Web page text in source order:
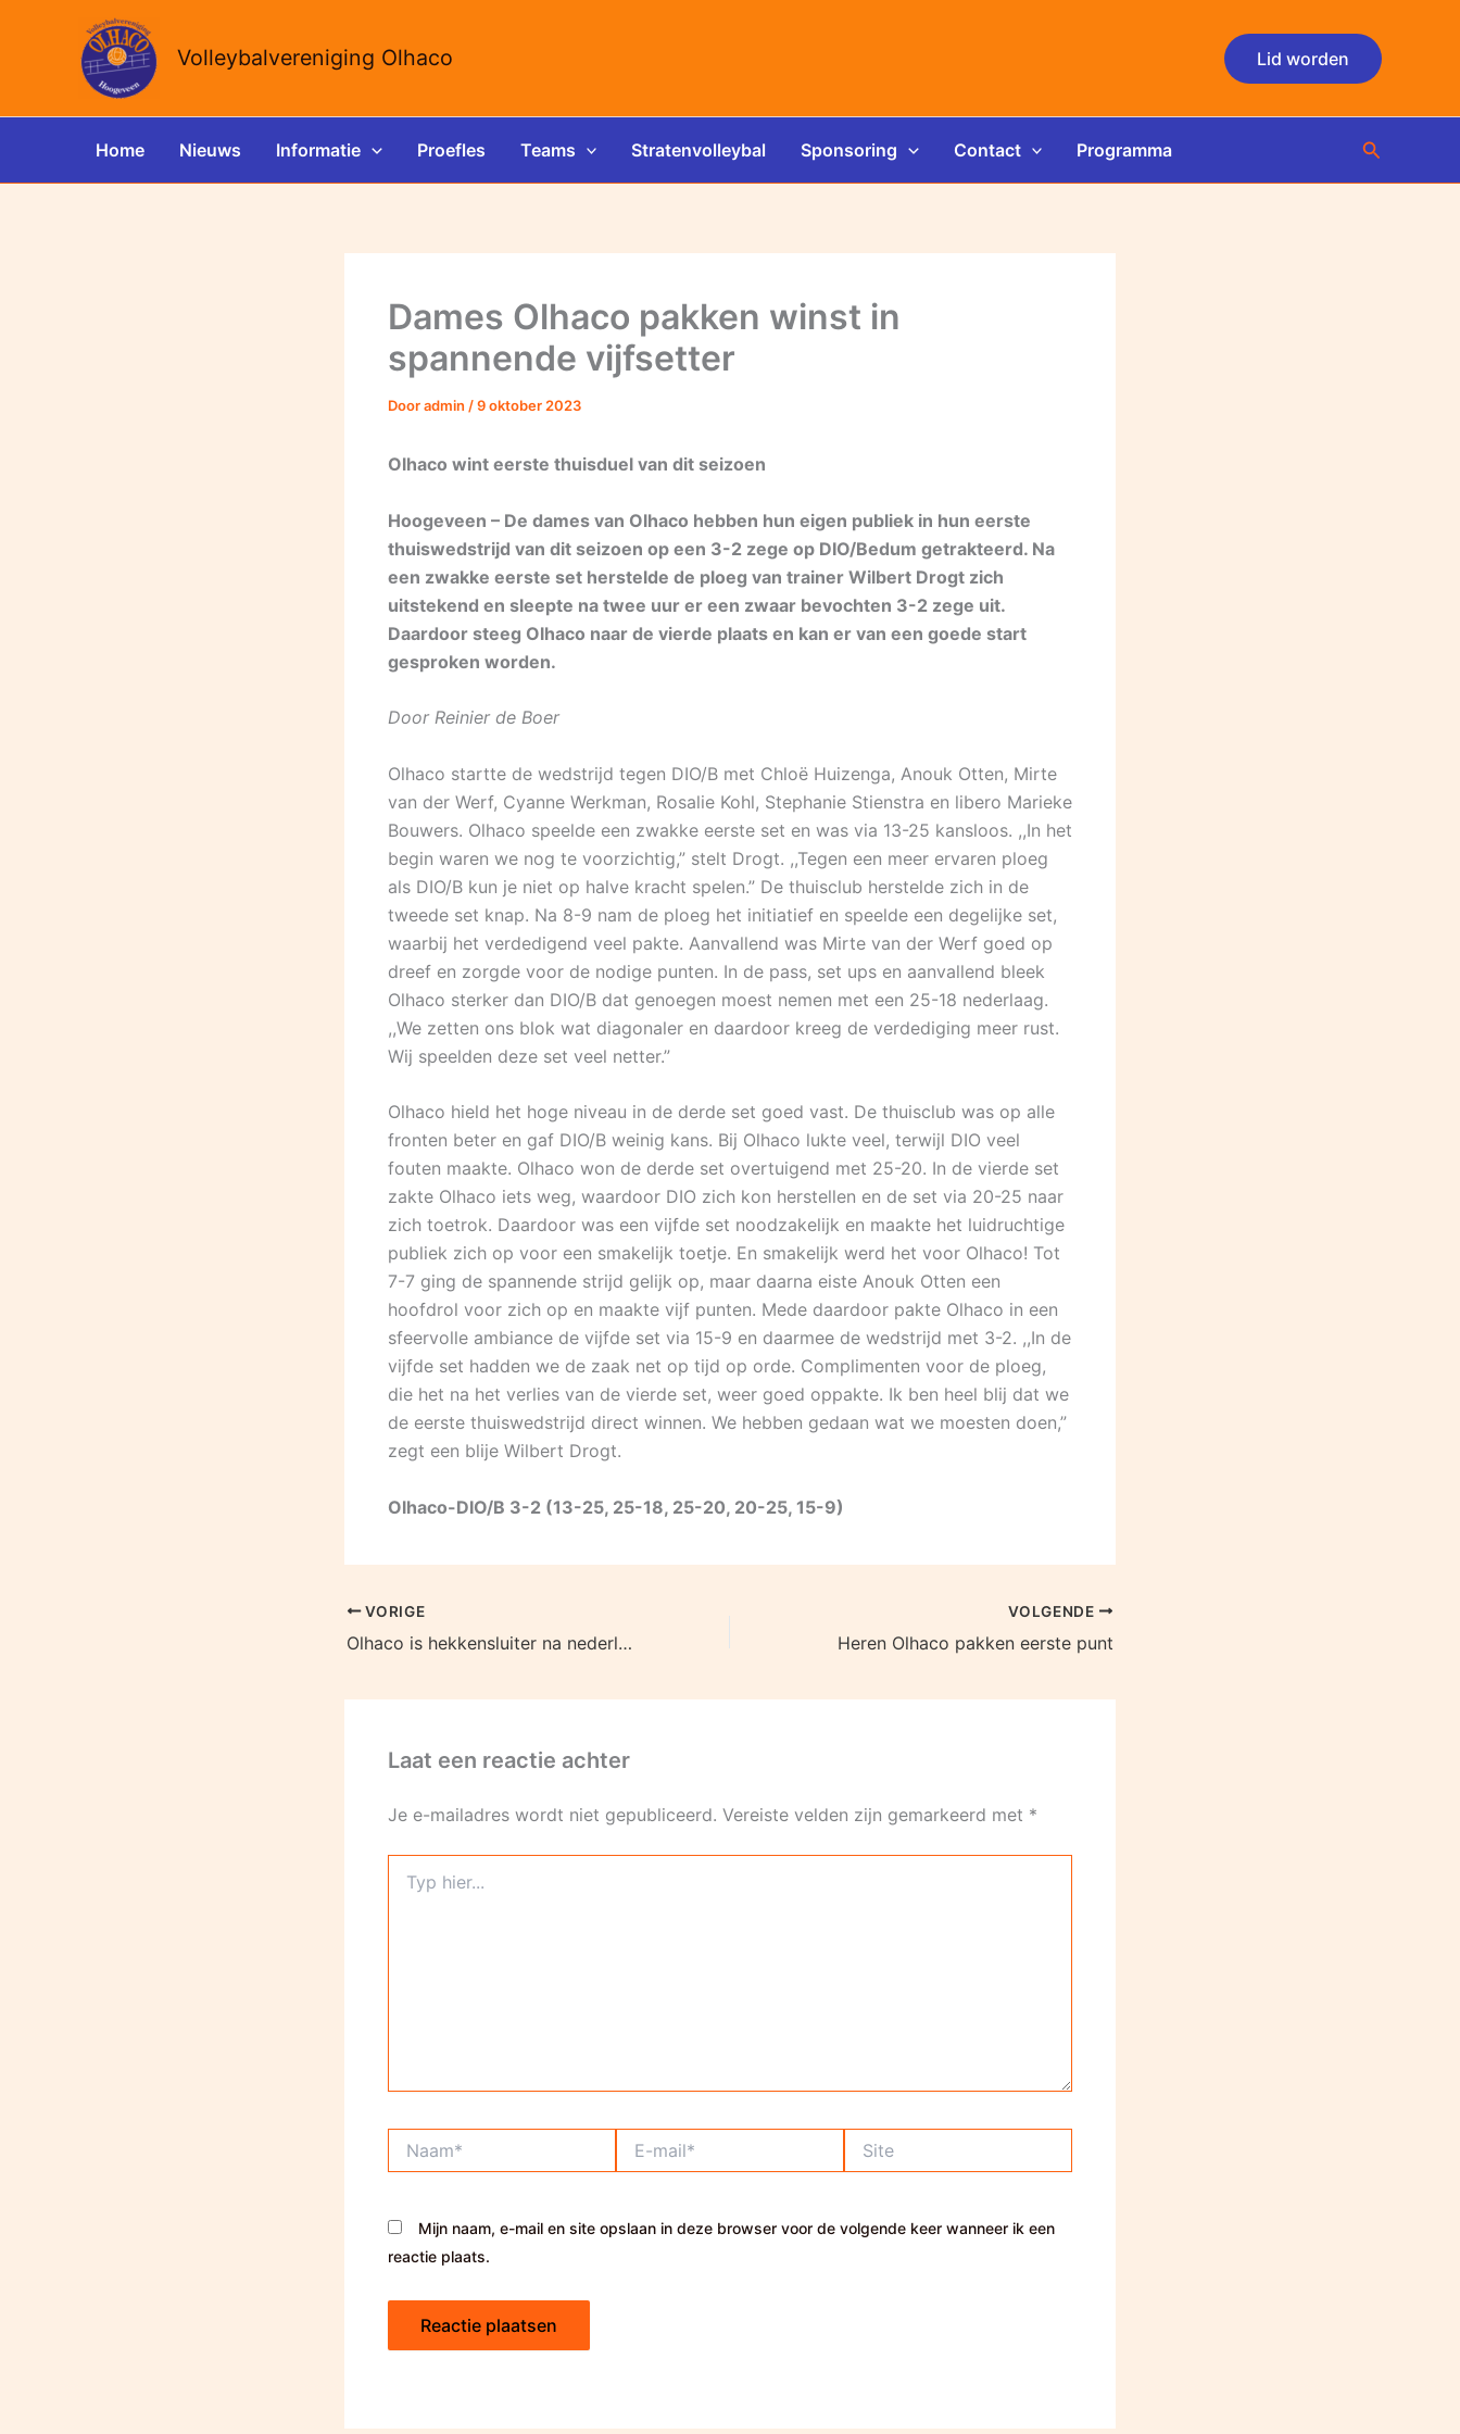
Volleybalvereniging Olhaco Lid worden
Home Nieuws Informatie Proefles Teams Stratenvolleybal Sponsoring Contact Programma Zoeken
Dames Olhaco pakken winst in
spannende vijfsetter
Dooradmin /9 oktober 2023
Olhaco wint eerste thuisduel van dit seizoen
Hoogeveen – De dames van Olhaco hebben hun eigen publiek in hun eerste
thuiswedstrijd van dit seizoen op een 3-2 zege op DIO/Bedum getrakteerd. Na
een zwakke eerste set herstelde de ploeg van trainer Wilbert Drogt zich
uitstekend en sleepte na twee uur er een zwaar bevochten 3-2 zege uit.
Daardoor steeg Olhaco naar de vierde plaats en kan er van een goede start
gesproken worden.
Door Reinier de Boer
Olhaco startte de wedstrijd tegen DIO/B met Chloë Huizenga, Anouk Otten, Mirte
van der Werf, Cyanne Werkman, Rosalie Kohl, Stephanie Stienstra en libero Marieke
Bouwers. Olhaco speelde een zwakke eerste set en was via 13-25 kansloos. ,,In het
begin waren we nog te voorzichtig,” stelt Drogt. ,,Tegen een meer ervaren ploeg
als DIO/B kun je niet op halve kracht spelen.” De thuisclub herstelde zich in de
tweede set knap. Na 8-9 nam de ploeg het initiatief en speelde een degelijke set,
waarbij het verdedigend veel pakte. Aanvallend was Mirte van der Werf goed op
dreef en zorgde voor de nodige punten. In de pass, set ups en aanvallend bleek
Olhaco sterker dan DIO/B dat genoegen moest nemen met een 25-18 nederlaag.
,,We zetten ons blok wat diagonaler en daardoor kreeg de verdediging meer rust.
Wij speelden deze set veel netter.”
Olhaco hield het hoge niveau in de derde set goed vast. De thuisclub was op alle
fronten beter en gaf DIO/B weinig kans. Bij Olhaco lukte veel, terwijl DIO veel
fouten maakte. Olhaco won de derde set overtuigend met 25-20. In de vierde set
zakte Olhaco iets weg, waardoor DIO zich kon herstellen en de set via 20-25 naar
zich toetrok. Daardoor was een vijfde set noodzakelijk en maakte het luidruchtige
publiek zich op voor een smakelijk toetje. En smakelijk werd het voor Olhaco! Tot
7-7 ging de spannende strijd gelijk op, maar daarna eiste Anouk Otten een
hoofdrol voor zich op en maakte vijf punten. Mede daardoor pakte Olhaco in een
sfeervolle ambiance de vijfde set via 15-9 en daarmee de wedstrijd met 3-2. ,,In de
vijfde set hadden we de zaak net op tijd op orde. Complimenten voor de ploeg,
die het na het verlies van de vierde set, weer goed oppakte. Ik ben heel blij dat we
de eerste thuiswedstrijd direct winnen. We hebben gedaan wat we moesten doen,”
zegt een blije Wilbert Drogt.
Olhaco-DIO/B 3-2 (13-25, 25-18, 25-20, 20-25, 15-9)
VORIGE
Olhaco is hekkensluiter na nederlaag
VOLGENDE
Heren Olhaco pakken eerste punt
Laat een reactie achter
Je e-mailadres wordt niet gepubliceerd. Vereiste velden zijn gemarkeerd met *
hier...
mail*
Mijn naam, e-mail en site opslaan in deze browser voor de volgende keer wanneer ik een
reactie plaats.